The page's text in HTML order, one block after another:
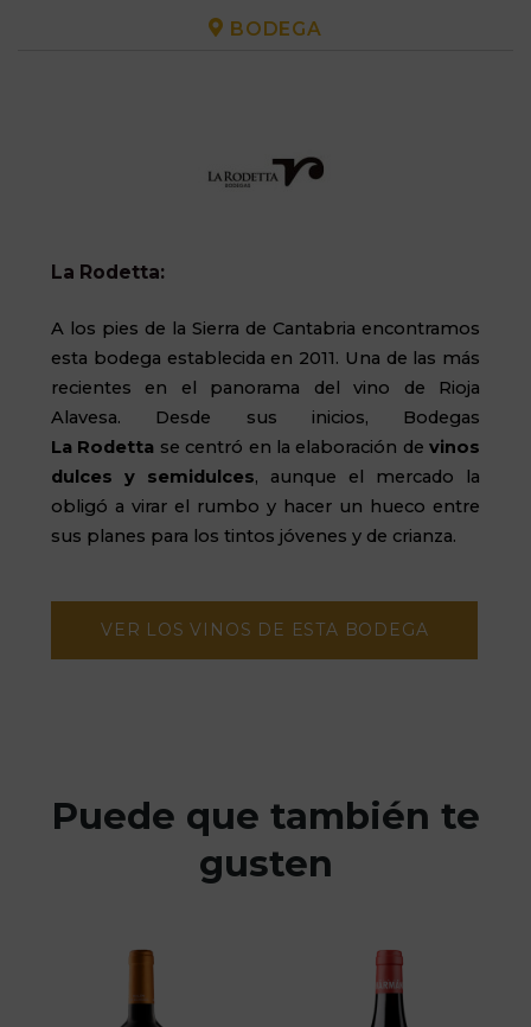
BODEGA
La Rodetta:
A los pies de la Sierra de Cantabria encontramos
esta bodega establecida en 2011. Una de las más
recientes en el panorama del vino de Rioja
Alavesa. Desde sus inicios, Bodegas
La Rodetta se centró en la elaboración de vinos
dulces y semidulces, aunque el mercado la
obligó a virar el rumbo y hacer un hueco entre
sus planes para los tintos jóvenes y de crianza.
VER LOS VINOS DE ESTA BODEGA
Puede que también te
gusten